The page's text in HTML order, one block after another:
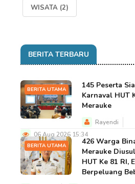
WISATA (2)
BERITA TERBARU
BERITA UTAMA
145 Peserta
Karnaval HUT
Merauke
Rayendi
06 Aug 2026 15:34
BERITA UTAMA
426 Warga
Merauke
HUT Ke 81 RI,
Berpeluang